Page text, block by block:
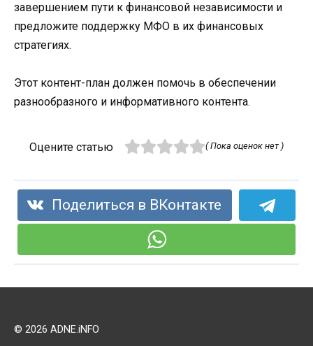
завершением пути к финансовой независимости и
предложите поддержку МФО в их финансовых
стратегиях.
Этот контент-план должен помочь в обеспечении
разнообразного и информативного контента.
Оцените статью ( Пока оценок нет )
Поделиться в ВКонтакте
© 2026 ADNE.iNFO